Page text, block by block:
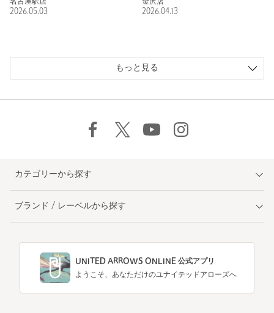
名古屋駅店
2026.05.03
金沢店
2026.04.13
もっと見る
カテゴリーから探す
ブランド / レーベルから探す
UNITED ARROWS ONLINE 公式アプリ
ようこそ、あなただけのユナイテッドアローズへ